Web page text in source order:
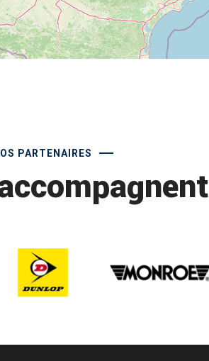
PARTENAIRES